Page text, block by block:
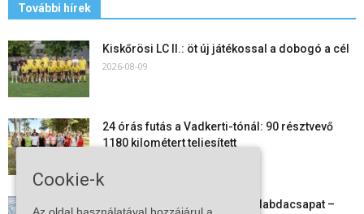
További hírek
Kiskőrösi LC II.: öt új játékossal a dobogó a cél
2026-08-09
24 órás futás a Vadkerti-tónál: 90 résztvevő
1180 kilométert teljesített
Megszűnt a kiskőrösi női kézilabdacsapat –
Cookie-k